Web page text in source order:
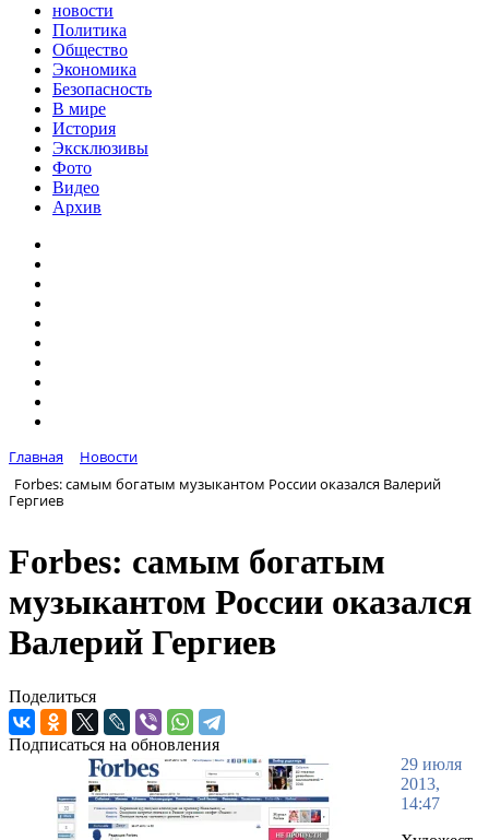
новости
Политика
Общество
Экономика
Безопасность
В мире
История
Эксклюзивы
Фото
Видео
Архив
Главная
Новости
Forbes: самым богатым музыкантом России оказался Валерий
Гергиев
Forbes: самым богатым
музыкантом России оказался
Валерий Гергиев
Поделиться
Подписаться на обновления
29 июля
2013,
14:47